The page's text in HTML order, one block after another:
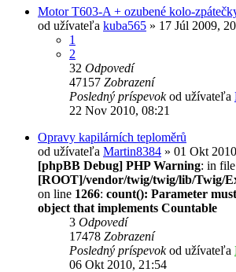
Motor T603-A + ozubené kolo-
od užívateľa kuba565 » 17 Júl 2009,
1
2
32 Odpovedí
47157 Zobrazení
Posledný príspevokod užívateľa
22 Nov 2010, 08:21
Opravy kapilárních teploměrů
od užívateľa Martin8384 » 01 Okt
[phpBB Debug] PHP Warning: in file
[ROOT]/vendor/twig/twig/lib/Twig/
on line 1266: count(): Parameter
object that implements Countable
3 Odpovedí
17478 Zobrazení
Posledný príspevokod užívateľa
06 Okt 2010, 21:54